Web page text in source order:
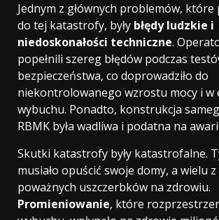
Jednym z głównych problemów, które
do tej katastrofy, były błędy ludzkie i
niedoskonałości techniczne.
popełnili szereg błędów podczas
bezpieczeństwa, co doprowadziło do
niekontrolowanego wzrostu mocy i w
wybuchu. Ponadto, konstrukcja
RBMK była wadliwa i podatna na
Skutki katastrofy były katastrofalne.
musiało opuścić swoje domy, a wielu z
poważnych uszczerbków na zdrowiu.
Promieniowanie, które